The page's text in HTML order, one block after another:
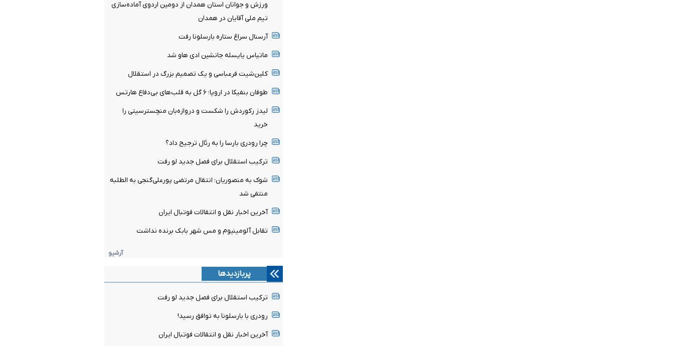
ورزش و جوانان استان همدان از دومین اردوی آماده‌سازی
تیم ملی آقایان در همدان
آرسنال سراغ ستاره بارسلونا رفت
ماتیاس یایسله جانشین ادی هاو شد
کلین‌شیت فرعباسی و یک تصمیم بزرگ در استقلال
طوفان بنفیکا در اروپا؛ ۶ گل به قلب‌های بی‌دفاع هارتس
لیدز رکوردش را شکست و دروازه‌بان منچسترسیتی را
خرید
چرا رودری بارسا را به رئال ترجیح داد؟
ترکیب استقلال برای فصل جدید لو رفت
شوک به منصوریان؛ انتقال مرتضی پورعلی‌گنجی به الطلبه
منتفی شد
آخرین اخبار نقل و انتقالات فوتبال ایران
تقابل آلومینیوم و مس شهر بابک برنده نداشت
آرشیو
پربازدیدها
ترکیب استقلال برای فصل جدید لو رفت
رودری با بارسلونا به توافق رسید!
آخرین اخبار نقل و انتقالات فوتبال ایران